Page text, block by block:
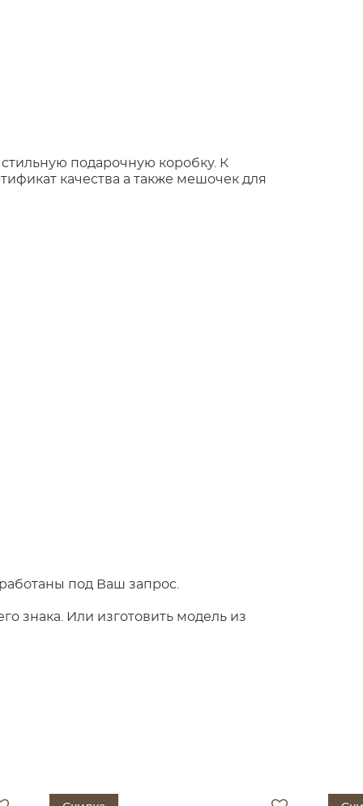
подарочную коробку. К
качества а также мешочек для
под Ваш запрос.
знака. Или изготовить модель из